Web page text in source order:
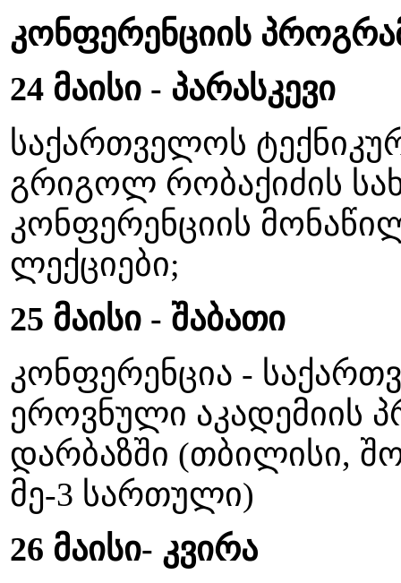
კონფერენციის
24 მაისი - პარასკევი
საქართველოს
გრიგოლ რობაქიძის
კონფერენციის
ლექციები;
25 მაისი - შაბათი
კონფერენცია -
ეროვნული აკადემიის
დარბაზში (თბილისი,
მე-3 სართული)
26 მაისი- კვირა